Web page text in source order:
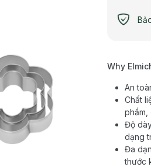
Why
An
Chất
phẩm,
Độ
dạng
Đa
thước